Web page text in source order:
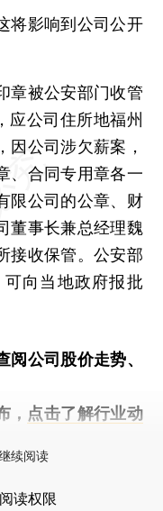
影响到公司公开
被公安部门收管
应公司住所地福州
因公司涉欠薪案，
、合同专用章各一
限公司的公章、财
董事长兼总经理魏
接收保管。公安部
向当地政府报批
阅公司股价走势、
， 点击了解行业动
续阅读
读权限